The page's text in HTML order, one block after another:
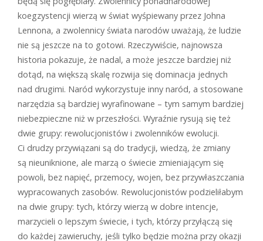
koegzystencji wierzą w świat wyśpiewany przez Johna
Lennona, a zwolennicy świata narodów uważają, że ludzie
nie są jeszcze na to gotowi. Rzeczywiście, najnowsza
historia pokazuje, że nadal, a może jeszcze bardziej niż
dotąd, na większą skalę rozwija się dominacja jednych
nad drugimi. Naród wykorzystuje inny naród, a stosowane
narzędzia są bardziej wyrafinowane – tym samym bardziej
niebezpieczne niż w przeszłości. Wyraźnie rysują się też
dwie grupy: rewolucjonistów i zwolenników ewolucji.
Ci drudzy przywiązani są do tradycji, wiedzą, że zmiany
są nieuniknione, ale marzą o świecie zmieniającym się
powoli, bez napięć, przemocy, wojen, bez przywłaszczania
wypracowanych zasobów. Rewolucjonistów podzieliłabym
na dwie grupy: tych, którzy wierzą w dobre intencje,
marzycieli o lepszym świecie, i tych, którzy przyłączą się
do każdej zawieruchy, jeśli tylko będzie można przy okazji